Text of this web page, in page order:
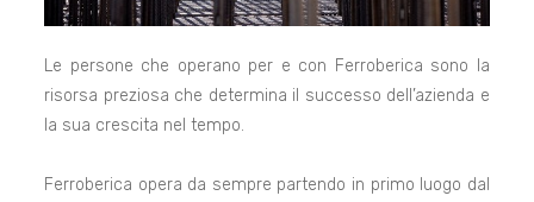
Le persone che operano per e con Ferroberica sono la
risorsa preziosa che determina il successo dell’azienda e
la sua crescita nel tempo.
Ferroberica opera da sempre partendo in primo luogo dal